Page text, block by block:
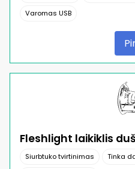
Varomas USB
Fleshlight laikiklis
Siurbtuko tvirtinimas
Tinka